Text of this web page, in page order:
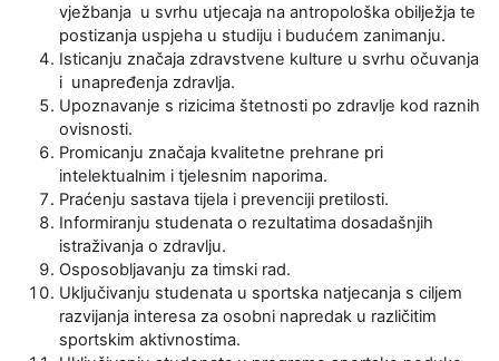
vježbanja u svrhu utjecaja na antropološka obilježja te
postizanja uspjeha u studiju i budućem zanimanju.
Isticanju značaja zdravstvene kulture u svrhu očuvanja
i unapređenja zdravlja.
Upoznavanje s rizicima štetnosti po zdravlje kod raznih
ovisnosti.
Promicanju značaja kvalitetne prehrane pri
intelektualnim i tjelesnim naporima.
Praćenju sastava tijela i prevenciji pretilosti.
Informiranju studenata o rezultatima dosadašnjih
istraživanja o zdravlju.
Osposobljavanju za timski rad.
Uključivanju studenata u sportska natjecanja s ciljem
razvijanja interesa za osobni napredak u različitim
sportskim aktivnostima.